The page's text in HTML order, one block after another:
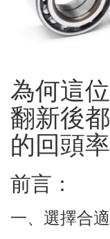
為何這
翻新後
的回頭
前言：
一、選擇合